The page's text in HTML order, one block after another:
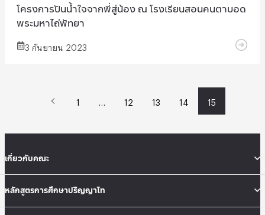
โครงการปันน้ำใจจากพี่สู่น้อง ณ โรงเรียนสอนคนตาบอด
พระมหาไถ่พัทยา
3 กันยายน 2023
1 12 13 14 15
เกี่ยวกับคณะ
หลักสูตรการศึกษาปริญญาโท